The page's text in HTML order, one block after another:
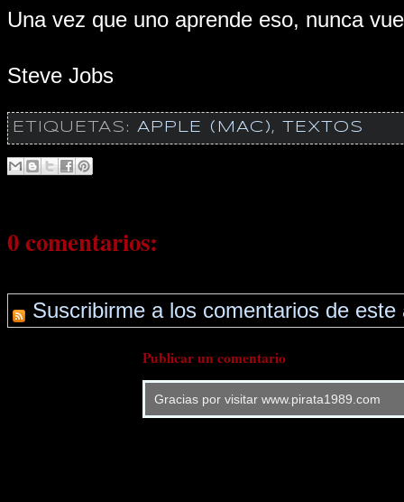
Una vez que uno aprende eso, nunca
Steve Jobs
ETIQUETAS: APPLE (MAC), TEXTOS
0 comentarios:
Suscribirme a los comentarios de este
Publicar un comentario
Gracias por visitar www.pirata1989.com